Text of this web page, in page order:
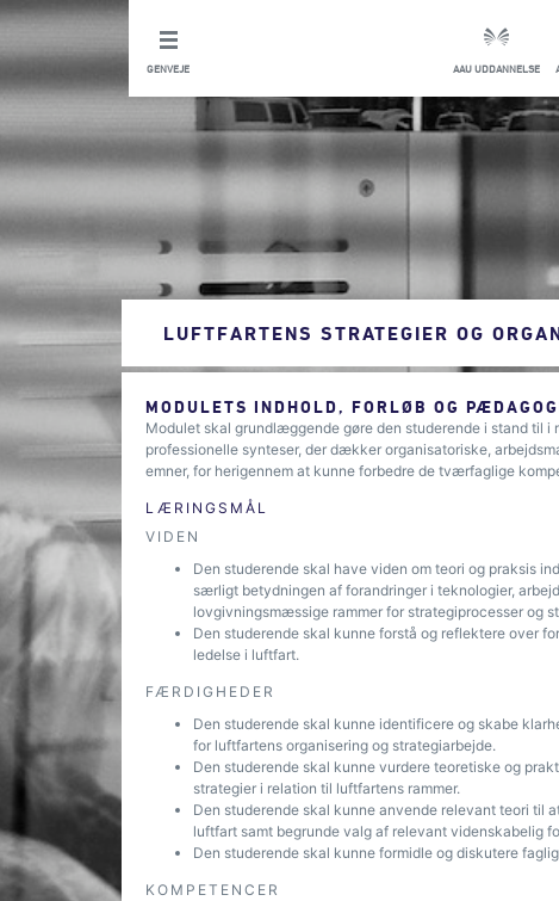
GENVEJE AAU UDDANNELSE
LUFTFARTENS STRATEGIER OG
MODULETS INDHOLD, FORLØB OG
Modulet skal grundlæggende gøre den studerende i stand til
professionelle synteser, der dækker organisatoriske,
emner, for herigennem at kunne forbedre de tværfaglige
LÆRINGSMÅL
VIDEN
Den studerende skal have viden om teori og praksis
særligt betydningen af forandringer i teknologier,
lovgivningsmæssige rammer for strategiprocesser og
Den studerende skal kunne forstå og reflektere over
ledelse i luftfart.
FÆRDIGHEDER
Den studerende skal kunne identificere og skabe
for luftfartens organisering og strategiarbejde.
Den studerende skal kunne vurdere teoretiske og
strategier i relation til luftfartens rammer.
Den studerende skal kunne anvende relevant teori til
luftfart samt begrunde valg af relevant videnskabelig
Den studerende skal kunne formidle og diskutere
KOMPETENCER